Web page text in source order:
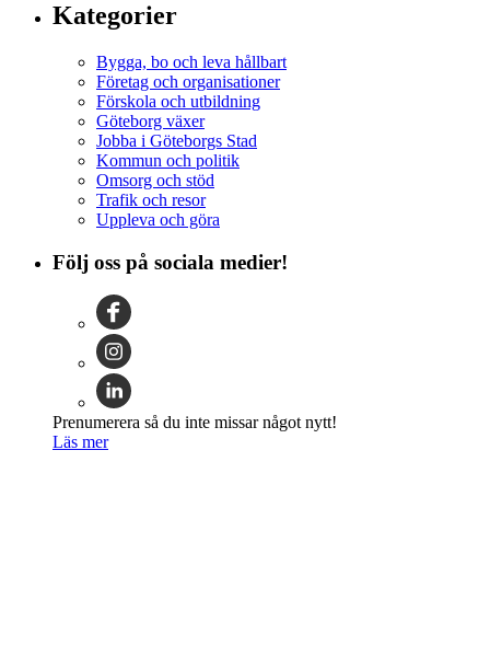
Kategorier
Bygga, bo och leva hållbart
Företag och organisationer
Förskola och utbildning
Göteborg växer
Jobba i Göteborgs Stad
Kommun och politik
Omsorg och stöd
Trafik och resor
Uppleva och göra
Följ oss på sociala medier!
Prenumerera så du inte missar något nytt!
Läs mer